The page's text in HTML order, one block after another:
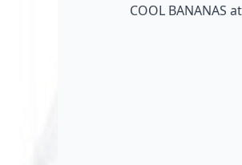
COOL BANANAS